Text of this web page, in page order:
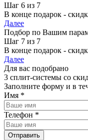
Шаг 6 из 7
В конце подарок -
Далее
Подбор по Вашим
Шаг 7 из 7
В конце подарок -
Далее
Для вас подобрано
3 сплит-системы со
Заполните форму и в
Имя *
Телефон *
Отправить